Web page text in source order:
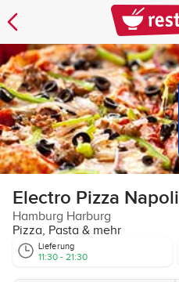
Electro Pizza Napoli
Hamburg Harburg
Pizza, Pasta & mehr
Lieferung
11:30 - 21:30